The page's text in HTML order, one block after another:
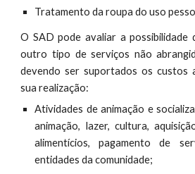
Tratamento da roupa do uso
O SAD pode avaliar a possibilidade
outro tipo de serviços não
devendo ser suportados os custos
sua realização:
Atividades de animação e
animação, lazer, cultura,
alimentícios, pagamento de
entidades da comunidade;